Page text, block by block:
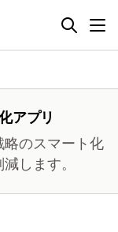
アプリ
略のスマート化
します。